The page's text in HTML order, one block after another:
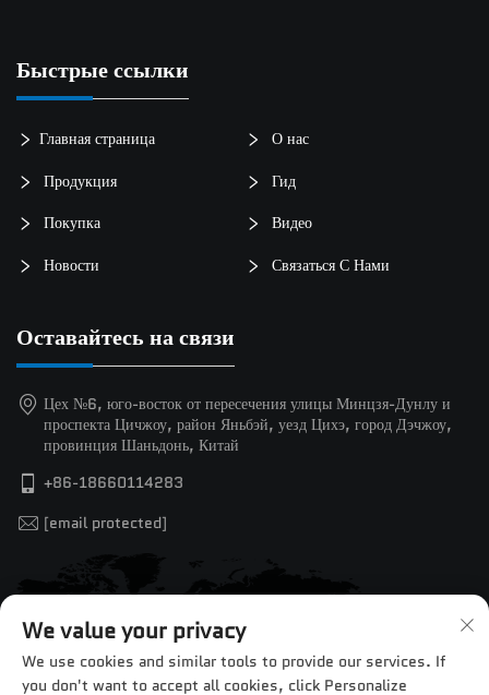
Быстрые ссылки
Главная страница
О нас
Продукция
Гид
Покупка
Видео
Новости
Связаться С Нами
Оставайтесь на связи
Цех №6, юго-восток от пересечения улицы Минцзя-Дунлу и
проспекта Цичжоу, район Яньбэй, уезд Цихэ, город Дэчжоу,
провинция Шаньдонь, Китай
+86-18660114283
[email protected]
We value your privacy
We use cookies and similar tools to provide our services. If
you don't want to accept all cookies, click Personalize